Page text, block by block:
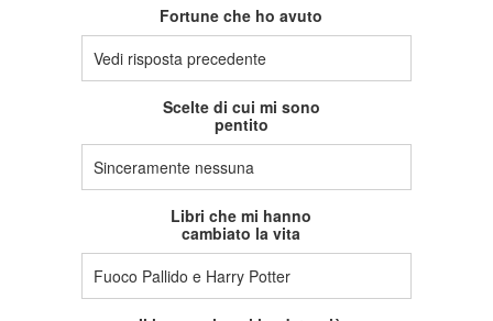
Fortune che ho avuto
Vedi risposta precedente
Scelte di cui mi sono
pentito
Sinceramente nessuna
Libri che mi hanno
cambiato la vita
Fuoco Pallido e Harry Potter